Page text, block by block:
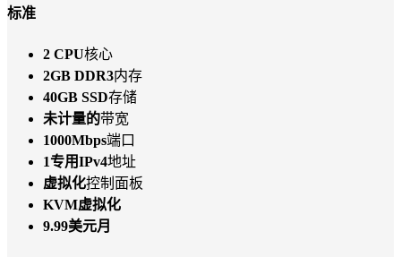
标准
2 CPU核心
2GB DDR3内存
40GB SSD存储
未计量的带宽
1000Mbps端口
1专用IPv4地址
虚拟化控制面板
KVM虚拟化
9.99美元月